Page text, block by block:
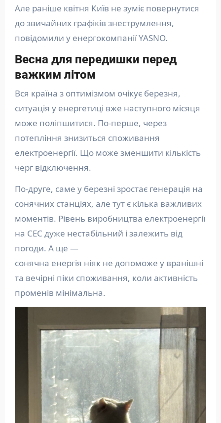
Але раніше квітня Київ не зуміє повернутися
до звичайних графіків знеструмлення,
повідомили у енергокомпанії YASNO.
Весна для передишки перед
важким літом
Вся країна з оптимізмом очікує березня,
ситуація у енергетиці вже наступного місяця
може поліпшитися. По-перше, через
потепління знизиться споживання
електроенергії. Що може зменшити кількість
черг відключення.
По-друге, саме у березні зростає генерація на
сонячних станціях, але тут є кілька важливих
моментів. Рівень виробництва електроенергії
на СЕС дуже нестабільний і залежить від
погоди. А ще —
сонячна енергія ніяк не допоможе у вранішні
та вечірні піки споживання, коли активність
променів мінімальна.